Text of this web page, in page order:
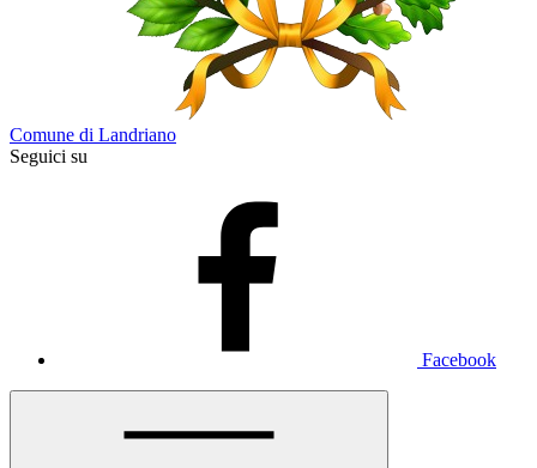
Comune di Landriano
Seguici su
Facebook